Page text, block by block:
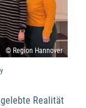
© Region Hannover
Realität